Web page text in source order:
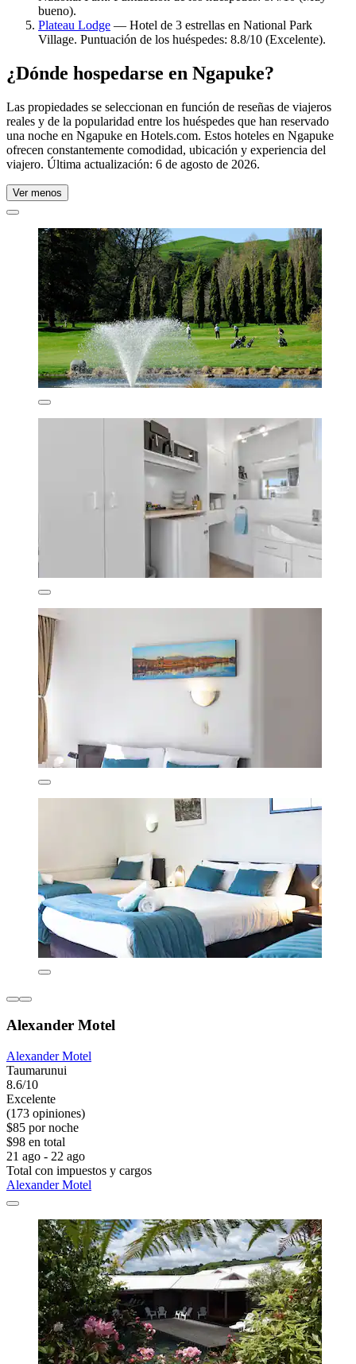
bueno).
Plateau Lodge — Hotel de 3 estrellas en National Park
Village. Puntuación de los huéspedes: 8.8/10 (Excelente).
¿Dónde hospedarse en Ngapuke?
Las propiedades se seleccionan en función de reseñas de viajeros
reales y de la popularidad entre los huéspedes que han reservado
una noche en Ngapuke en Hotels.com. Estos hoteles en Ngapuke
ofrecen constantemente comodidad, ubicación y experiencia del
viajero. Última actualización: 6 de agosto de 2026.
Ver menos
Alexander Motel
Alexander Motel
Taumarunui
8.6/10
Excelente
(173 opiniones)
$85 por noche
$98 en total
21 ago - 22 ago
Total con impuestos y cargos
Alexander Motel